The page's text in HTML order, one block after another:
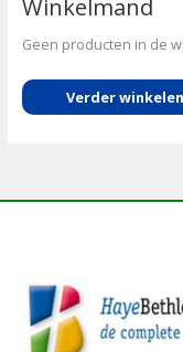
Winkelmand
Geen producten in de
Verder winkelen